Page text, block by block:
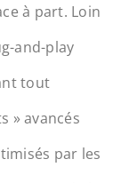
à part. Loin
and-play
tout
» avancés
par les